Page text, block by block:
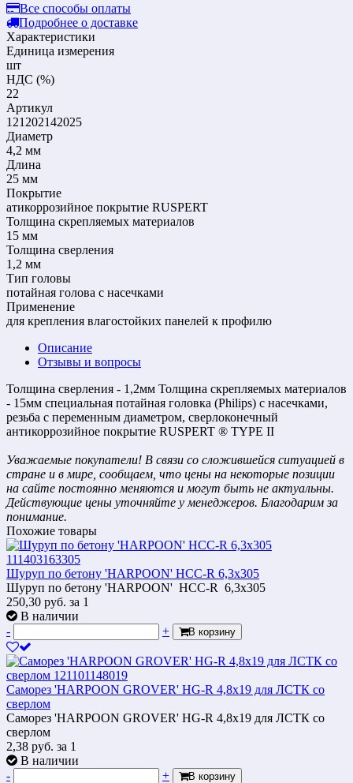
Все способы оплаты
Подробнее о доставке
Характеристики
Единица измерения
шт
НДС (%)
22
Артикул
121202142025
Диаметр
4,2 мм
Длина
25 мм
Покрытие
атикоррозийное покрытие RUSPERT
Толщина скрепляемых материалов
15 мм
Толщина сверления
1,2 мм
Тип головы
потайная голова с насечками
Применение
для крепления влагостойких панелей к профилю
Описание
Отзывы и вопросы
Толщина сверления - 1,2мм Толщина скрепляемых материалов
- 15мм специальная потайная головка (Philips) с насечками,
резьба с переменным диаметром, сверлоконечный
антикоррозийное покрытие RUSPERT ® TYPE II
Уважаемые покупатели! В связи со сложившейся ситуацией в
стране и в мире, сообщаем, что цены на некоторые позиции
на сайте постоянно меняются и могут быть не актуальны.
Действующие цены уточняйте у менеджеров. Благодарим за
понимание.
Похожие товары
Шуруп по бетону 'HARPOON' HCС-R 6,3х305
Шуруп по бетону 'HARPOON' HCС-R 6,3х305
250,30 руб. за 1
В наличии
-
+ В корзину
Саморез 'HARPOON GROVER' HG-R 4,8х19 для ЛСТК со
сверлом
Саморез 'HARPOON GROVER' HG-R 4,8х19 для ЛСТК со
сверлом
2,38 руб. за 1
В наличии
-
+ В корзину